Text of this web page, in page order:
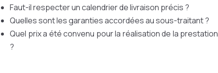
Faut-il respecter un calendrier de livraison précis ?
Quelles sont les garanties accordées au sous-traitant ?
Quel prix a été convenu pour la réalisation de la prestation
?